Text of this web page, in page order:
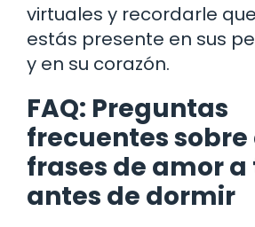
virtuales y recordarle
estás presente en sus
y en su corazón.
FAQ: Preguntas
frecuentes
frases de amor
antes de dormir